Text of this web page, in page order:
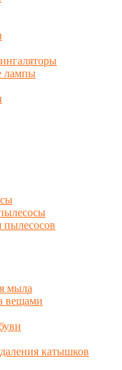
лампы
пылесосов
мыла
вещами
катышков